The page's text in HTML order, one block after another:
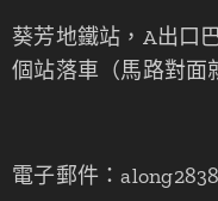
葵芳地鐵站，A出口
個站落車（馬路對面
電子郵件：